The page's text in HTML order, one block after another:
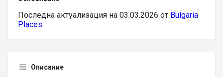
Последна актуализация на 03.03.2026 от Bulgaria
Places
Описание